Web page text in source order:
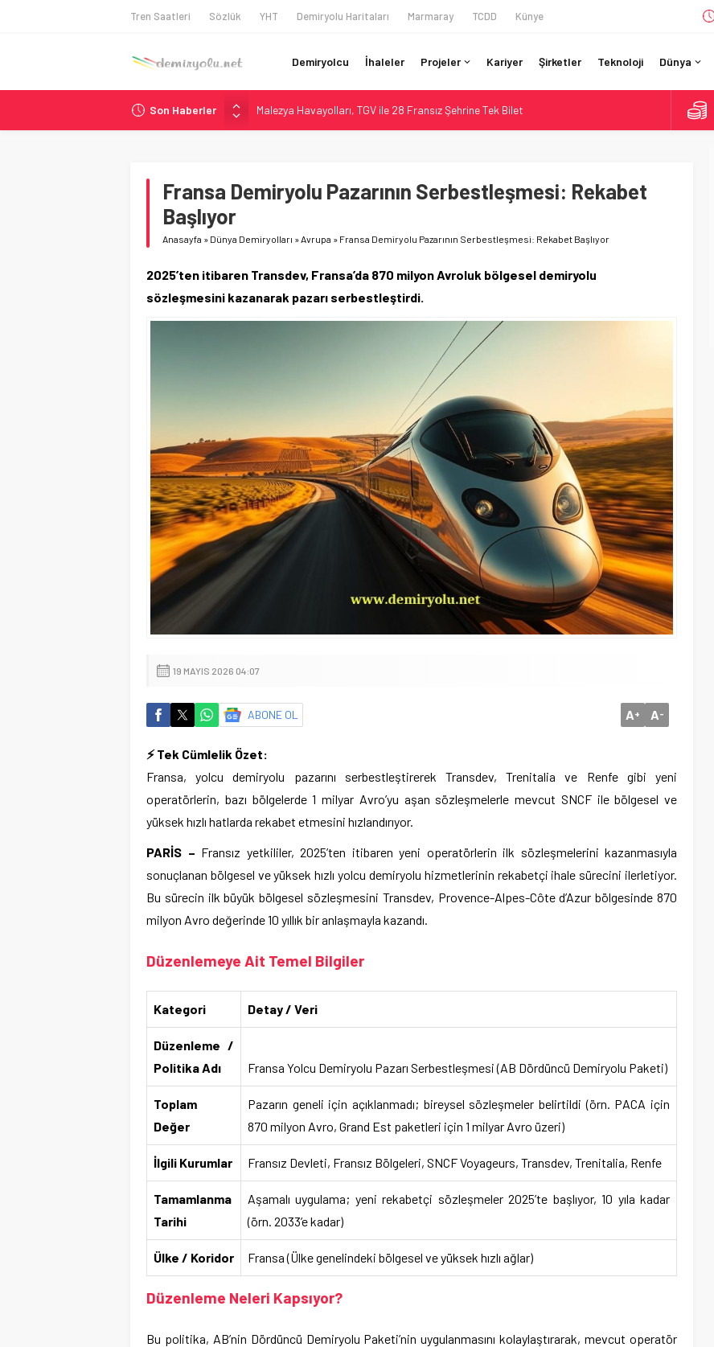
Tren Saatleri Sözlük YHT Demiryolu Haritaları Marmaray TCDD Künye
Demiryolcu İhaleler Projeler Kariyer Şirketler Teknoloji Dünya
Son Haberler
Malezya Havayolları, TGV ile 28 Fransız Şehrine Tek Bilet
ÖBB ve RFI’dan Brenner’da 15 Günlük Bakım: Tren Seferleri Duruyor
Madrid Atocha’da 56 Milyon Euro’luk Yenileme: Sol Tüneli %33 Kapasite Artışı
İngiltere Demiryolunda Tarihi Entegrasyon: GBR Anglia Resmen Başladı
Fransa Demiryolu Pazarının Serbestleşmesi: Rekabet
Başlıyor
Anasayfa » Dünya Demiryolları »Avrupa » Fransa Demiryolu Pazarının Serbestleşmesi: Rekabet Başlıyor
2025’ten itibaren Transdev, Fransa’da 870 milyon Avroluk bölgesel demiryolu
sözleşmesini kazanarak pazarı serbestleştirdi.
19 MAYIS 2026 04:07
ABONE OL A+ A-
⚡ Tek Cümlelik Özet:
Fransa, yolcu demiryolu pazarını serbestleştirerek Transdev, Trenitalia ve Renfe gibi yeni
operatörlerin, bazı bölgelerde 1 milyar Avro’yu aşan sözleşmelerle mevcut SNCF ile bölgesel ve
yüksek hızlı hatlarda rekabet etmesini hızlandırıyor.
PARİS – Fransız yetkililer, 2025’ten itibaren yeni operatörlerin ilk sözleşmelerini kazanmasıyla
sonuçlanan bölgesel ve yüksek hızlı yolcu demiryolu hizmetlerinin rekabetçi ihale sürecini ilerletiyor.
Bu sürecin ilk büyük bölgesel sözleşmesini Transdev, Provence-Alpes-Côte d’Azur bölgesinde 870
milyon Avro değerinde 10 yıllık bir anlaşmayla kazandı.
Düzenlemeye Ait Temel Bilgiler
Kategori Detay / Veri
Düzenleme /
Politika Adı
Fransa Yolcu Demiryolu Pazarı Serbestleşmesi (AB Dördüncü Demiryolu Paketi)
Toplam
Değer
Pazarın geneli için açıklanmadı; bireysel sözleşmeler belirtildi (örn. PACA için
870 milyon Avro, Grand Est paketleri için 1 milyar Avro üzeri)
İlgili Kurumlar Fransız Devleti, Fransız Bölgeleri, SNCF Voyageurs, Transdev, Trenitalia, Renfe
Tamamlanma
Tarihi
Aşamalı uygulama; yeni rekabetçi sözleşmeler 2025’te başlıyor, 10 yıla kadar
(örn. 2033’e kadar)
Ülke / Koridor Fransa (Ülke genelindeki bölgesel ve yüksek hızlı ağlar)
Düzenleme Neleri Kapsıyor?
Bu politika, AB’nin Dördüncü Demiryolu Paketi’nin uygulanmasını kolaylaştırarak, mevcut operatör